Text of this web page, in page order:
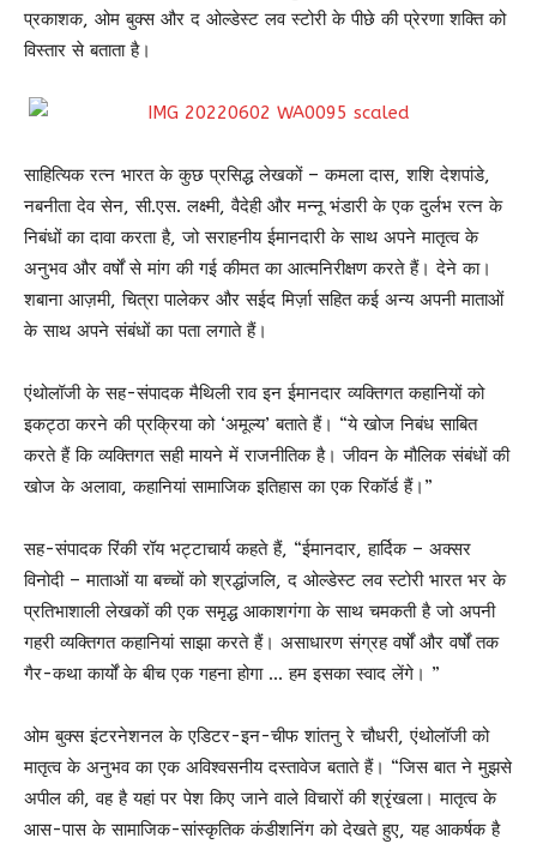
प्रकाशक, ओम बुक्स और द ओल्डेस्ट लव स्टोरी के पीछे की प्रेरणा शक्ति को
विस्तार से बताता है।
साहित्यिक रत्न भारत के कुछ प्रसिद्ध लेखकों – कमला दास, शशि देशपांडे,
नबनीता देव सेन, सी.एस. लक्ष्मी, वैदेही और मन्नू भंडारी के एक दुर्लभ रत्न के
निबंधों का दावा करता है, जो सराहनीय ईमानदारी के साथ अपने मातृत्व के
अनुभव और वर्षों से मांग की गई कीमत का आत्मनिरीक्षण करते हैं। देने का।
शबाना आज़मी, चित्रा पालेकर और सईद मिर्ज़ा सहित कई अन्य अपनी माताओं
के साथ अपने संबंधों का पता लगाते हैं।
एंथोलॉजी के सह-संपादक मैथिली राव इन ईमानदार व्यक्तिगत कहानियों को
इकट्ठा करने की प्रक्रिया को ‘अमूल्य’ बताते हैं। “ये खोज निबंध साबित
करते हैं कि व्यक्तिगत सही मायने में राजनीतिक है। जीवन के मौलिक संबंधों की
खोज के अलावा, कहानियां सामाजिक इतिहास का एक रिकॉर्ड हैं।”
सह-संपादक रिंकी रॉय भट्टाचार्य कहते हैं, “ईमानदार, हार्दिक – अक्सर
विनोदी – माताओं या बच्चों को श्रद्धांजलि, द ओल्डेस्ट लव स्टोरी भारत भर के
प्रतिभाशाली लेखकों की एक समृद्ध आकाशगंगा के साथ चमकती है जो अपनी
गहरी व्यक्तिगत कहानियां साझा करते हैं। असाधारण संग्रह वर्षों और वर्षों तक
गैर-कथा कार्यों के बीच एक गहना होगा … हम इसका स्वाद लेंगे। ”
ओम बुक्स इंटरनेशनल के एडिटर-इन-चीफ शांतनु रे चौधरी, एंथोलॉजी को
मातृत्व के अनुभव का एक अविश्वसनीय दस्तावेज बताते हैं। “जिस बात ने मुझसे
अपील की, वह है यहां पर पेश किए जाने वाले विचारों की श्रृंखला। मातृत्व के
आस-पास के सामाजिक-सांस्कृतिक कंडीशनिंग को देखते हुए, यह आकर्षक है